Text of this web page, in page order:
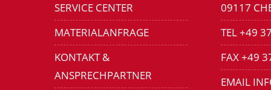
SERVICE CENTER
MATERIALANFRAGE
KONTAKT &
ANSPRECHPARTNER
09117
TEL +49
FAX +49
EMAIL